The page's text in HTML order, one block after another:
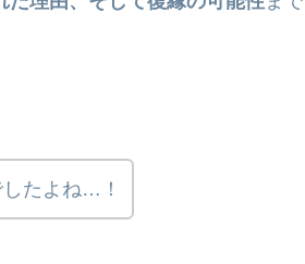
たよね…！